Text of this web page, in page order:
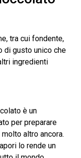
tra cui fondente,
di gusto unico che
ingredienti
è un
per preparare
altro ancora.
lo rende un